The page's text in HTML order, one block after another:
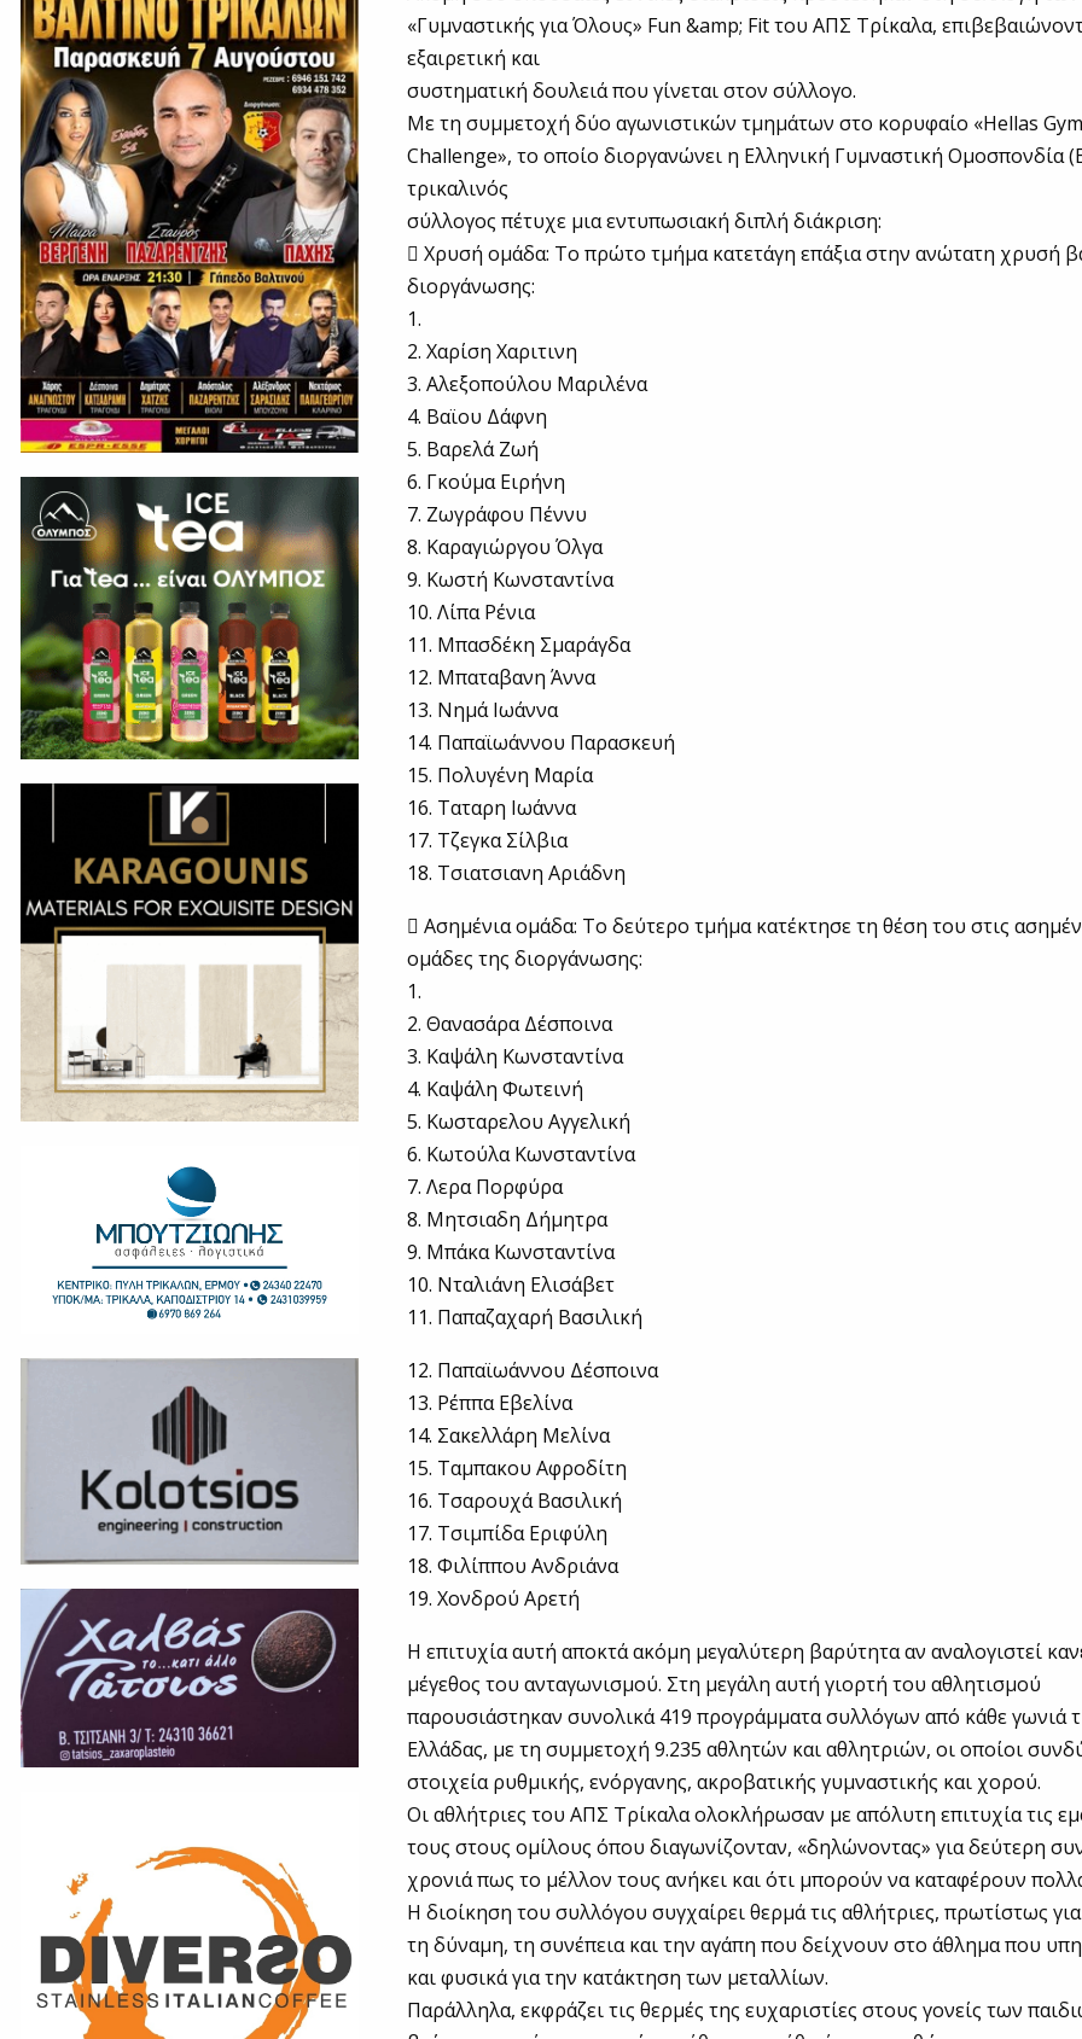
«Γυμναστικής για Όλους» Fun &amp; Fit του ΑΠΣ Τρίκαλα,
εξαιρετική και
συστηματική δουλειά που γίνεται στον σύλλογο.
Με τη συμμετοχή δύο αγωνιστικών τμημάτων στο κορυφαίο «Hellas
Challenge», το οποίο διοργανώνει η Ελληνική Γυμναστική Ομοσπονδία
τρικαλινός
σύλλογος πέτυχε μια εντυπωσιακή διπλή διάκριση:
 Χρυσή ομάδα: Το πρώτο τμήμα κατετάγη επάξια στην ανώτατη χρυσή
διοργάνωσης:
1.
2. Χαρίση Χαριτινη
3. Αλεξοπούλου Μαριλένα
4. Βαϊου Δάφνη
5. Βαρελά Ζωή
6. Γκούμα Ειρήνη
7. Ζωγράφου Πέννυ
8. Καραγιώργου Όλγα
9. Κωστή Κωνσταντίνα
10. Λίπα Ρένια
11. Μπασδέκη Σμαράγδα
12. Μπαταβανη Άννα
13. Νημά Ιωάννα
14. Παπαϊωάννου Παρασκευή
15. Πολυγένη Μαρία
16. Ταταρη Ιωάννα
17. Τζεγκα Σίλβια
18. Τσιατσιανη Αριάδνη
 Ασημένια ομάδα: Το δεύτερο τμήμα κατέκτησε τη θέση του στις
ομάδες της διοργάνωσης:
1.
2. Θανασάρα Δέσποινα
3. Καψάλη Κωνσταντίνα
4. Καψάλη Φωτεινή
5. Κωσταρελου Αγγελική
6. Κωτούλα Κωνσταντίνα
7. Λερα Πορφύρα
8. Μητσιαδη Δήμητρα
9. Μπάκα Κωνσταντίνα
10. Νταλιάνη Ελισάβετ
11. Παπαζαχαρή Βασιλική
12. Παπαϊωάννου Δέσποινα
13. Ρέππα Εβελίνα
14. Σακελλάρη Μελίνα
15. Ταμπακου Αφροδίτη
16. Τσαρουχά Βασιλική
17. Τσιμπίδα Εριφύλη
18. Φιλίππου Ανδριάνα
19. Χονδρού Αρετή
Η επιτυχία αυτή αποκτά ακόμη μεγαλύτερη βαρύτητα αν αναλογιστεί
μέγεθος του ανταγωνισμού. Στη μεγάλη αυτή γιορτή του αθλητισμού
παρουσιάστηκαν συνολικά 419 προγράμματα συλλόγων από κάθε γωνιά
Ελλάδας, με τη συμμετοχή 9.235 αθλητών και αθλητριών, οι οποίοι
στοιχεία ρυθμικής, ενόργανης, ακροβατικής γυμναστικής και χορού.
Οι αθλήτριες του ΑΠΣ Τρίκαλα ολοκλήρωσαν με απόλυτη επιτυχία τις
τους στους ομίλους όπου διαγωνίζονταν, «δηλώνοντας» για δεύτερη
χρονιά πως το μέλλον τους ανήκει και ότι μπορούν να καταφέρουν
Η διοίκηση του συλλόγου συγχαίρει θερμά τις αθλήτριες, πρωτίστως
τη δύναμη, τη συνέπεια και την αγάπη που δείχνουν στο άθλημα που
και φυσικά για την κατάκτηση των μεταλλίων.
Παράλληλα, εκφράζει τις θερμές της ευχαριστίες στους γονείς των